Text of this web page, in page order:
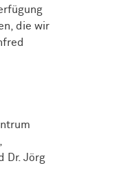
die wir
Dr. Jörg